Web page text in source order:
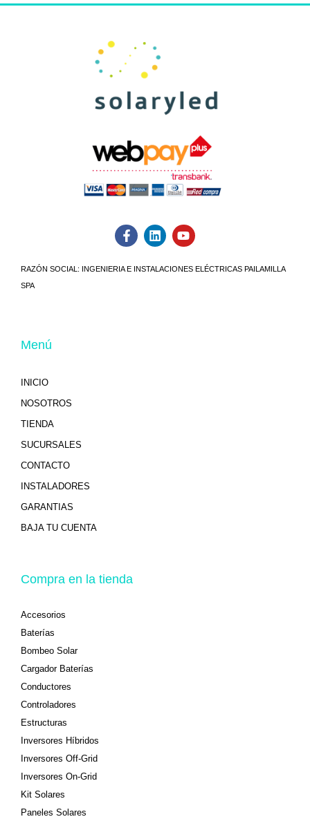
RAZÓN SOCIAL:
INGENIERIA E INSTALACIONES ELÉCTRICAS PAILAMILLA
SPA
Menú
INICIO
NOSOTROS
TIENDA
SUCURSALES
CONTACTO
INSTALADORES
GARANTIAS
BAJA TU CUENTA
Compra en la tienda
Accesorios
Baterías
Bombeo Solar
Cargador Baterías
Conductores
Controladores
Estructuras
Inversores Híbridos
Inversores Off-Grid
Inversores On-Grid
Kit Solares
Paneles Solares